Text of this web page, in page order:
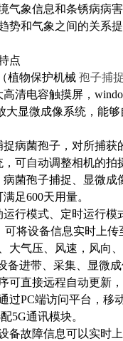
气象信息和条锈病病
势和气象之间的关系
点
植物保护机械 孢子捕
清电容触摸屏，
大显微成像系统，能
病菌孢子，对所捕获
可自动调整相机的拍
菌孢子捕捉、显微成
足600天用量。
行模式、定时运行模
可将设备信息实时上
大气压、风速，风向
备进带、采集、显微成
可直接远程自动更新
过PC端访问平台，移
5G通讯模块。
备故障信息可以实时